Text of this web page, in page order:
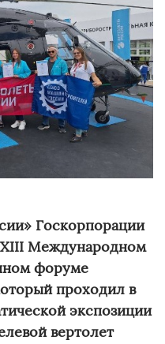
Госкорпорации
XIII Международном
форуме
проходил в
экспозиции
вертолет